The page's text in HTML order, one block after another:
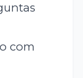
com